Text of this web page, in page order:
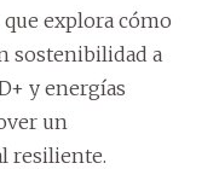
explora cómo
sostenibilidad a
y energías
un
resiliente.